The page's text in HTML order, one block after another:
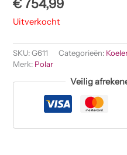
€754,99
Uitverkocht
SKU:G611 Categorieën:
Merk: Polar
Veilig